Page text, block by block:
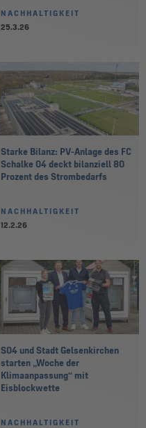
NACHHALTIGKEIT
25.3.26
Starke Bilanz: PV-Anlage des FC
Schalke 04 deckt bilanziell 80
Prozent des Strombedarfs
NACHHALTIGKEIT
12.2.26
S04 und Stadt Gelsenkirchen
starten „Woche der
Klimaanpassung“ mit
Eisblockwette
NACHHALTIGKEIT